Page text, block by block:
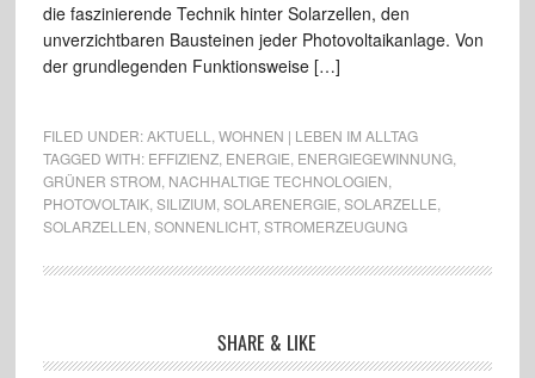
die faszinierende Technik hinter Solarzellen, den
unverzichtbaren Bausteinen jeder Photovoltaikanlage. Von
der grundlegenden Funktionsweise […]
FILED UNDER:AKTUELL
WOHNEN | LEBEN IM ALLTAG
TAGGED WITH: EFFIZIENZ, ENERGIE ENERGIEGEWINNUNG,
GRÜNER STROM NACHHALTIGE TECHNOLOGIEN
PHOTOVOLTAIK, SILIZIUM SOLARENERGIE SOLARZELLE
SOLARZELLEN SONNENLICHT, STROMERZEUGUNG
SHARE & LIKE